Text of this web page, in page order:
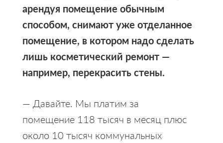
арендуя помещение обычным
способом, снимают уже отделанное
помещение, в котором надо сделать
лишь косметический ремонт —
например, перекрасить стены.
— Давайте. Мы платим за
помещение 118 тысяч в месяц плюс
около 10 тысяч коммунальных